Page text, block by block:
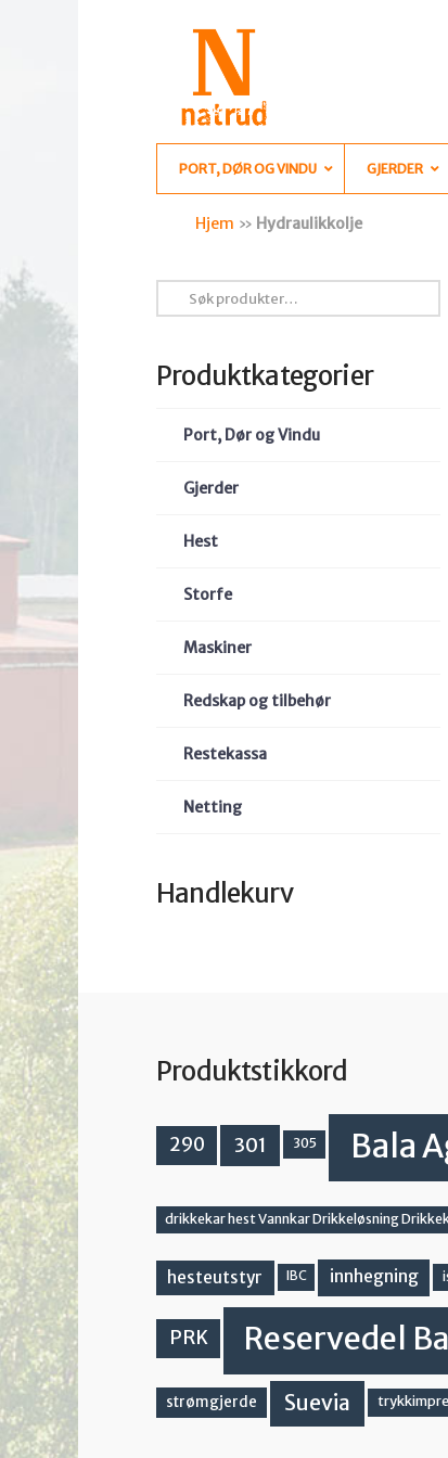
PORT, DØR OG VINDU GJERDER
Hjem » Hydraulikkolje
etter:
Produktkategorier
Port, Dør og Vindu
Gjerder
Hest
Storfe
Maskiner
Redskap og tilbehør
Restekassa
Netting
Handlekurv
Produktstikkord
290 301 305 Bala
drikkekar hest Vannkar Drikkeløsning
hesteutstyr IBC innhegning
PRK Reservedel
strømgjerde Suevia